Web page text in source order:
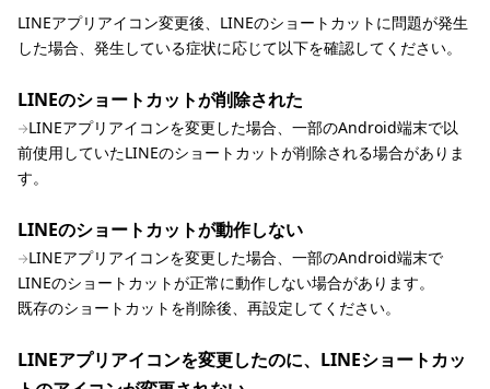
LINEアプリアイコン変更後、LINEのショートカットに問題が発生
した場合、発生している症状に応じて以下を確認してください。
LINEのショートカットが削除された
LINEアプリアイコンを変更した場合、一部のAndroid端末で以
前使用していたLINEのショートカットが削除される場合がありま
す。
LINEのショートカットが動作しない
LINEアプリアイコンを変更した場合、一部のAndroid端末で
LINEのショートカットが正常に動作しない場合があります。
既存のショートカットを削除後、再設定してください。
LINEアプリアイコンを変更したのに、LINEショートカッ